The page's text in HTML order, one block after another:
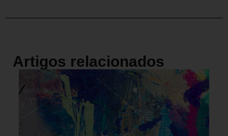
Artigos relacionados